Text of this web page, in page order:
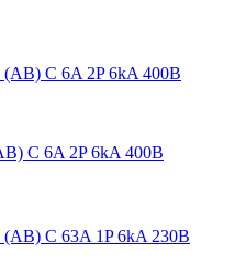
C 6A 2P 6kA 400В